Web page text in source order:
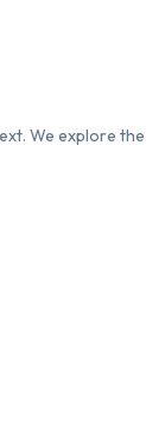
We explore the